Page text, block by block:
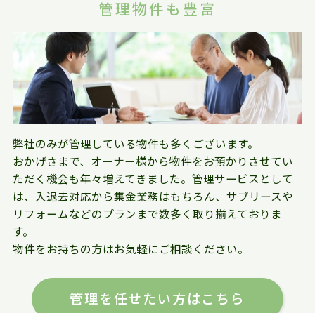
管理物件も豊富
弊社のみが管理している物件も多くございます。
おかげさまで、オーナー様から物件をお預かりさせてい
ただく機会も年々増えてきました。管理サービスとして
は、入退去対応から集金業務はもちろん、サブリースや
リフォームなどのプランまで数多く取り揃えておりま
す。
物件をお持ちの方はお気軽にご相談ください。
管理を任せたい方はこちら